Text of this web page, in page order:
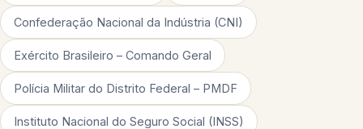
Confederação Nacional da Indústria (CNI)
Exército Brasileiro – Comando Geral
Polícia Militar do Distrito Federal – PMDF
Instituto Nacional do Seguro Social (INSS)